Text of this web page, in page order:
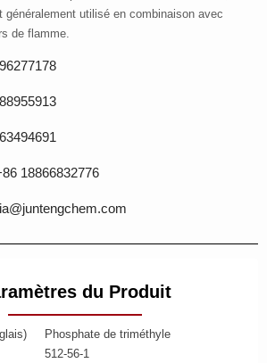
généralement utilisé en combinaison avec
de flamme.
18866832776
du Produit
Phosphate de triméthyle
512-56-1